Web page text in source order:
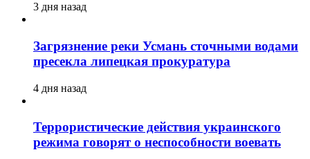
3 дня назад
Загрязнение реки Усмань сточными водами
пресекла липецкая прокуратура
4 дня назад
Террористические действия украинского
режима говорят о неспособности воевать